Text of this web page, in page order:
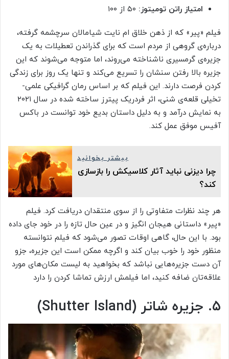
امتیاز راتن تومیتوز:
فیلم «پیر» که از ذهن خلاق ام نایت شیامالان سرچشمه گرفته،
درباره‌ی گروهی از مردم است که برای گذراندن تعطیلات به یک
جزیره‌ی گرمسیری ناشناخته می‌روند، اما متوجه می‌شوند که این
جزیره بالا رفتن سنشان را تسریع می‌کند و تنها یک روز برای زندگی
کردن فرصت دارند. این فیلم که بر اساس رمان گرافیکی علمی-
تخیلی قلعه‌ی شنی، اثر فردریک پیترز ساخته شده در سال ۲۰۲۱
به نمایش درآمد و به دلیل داستان بدیع خود توانست در باکس
آفیس موفق عمل کند.
بیشتر بخوانید
چرا دیزنی نباید آثار کلاسیکش را بازسازی
کند؟
هر چند نظرات متفاوتی را از سوی منتقدان دریافت کرد. فیلم
«پیر» داستانی هیجان انگیز و در عین حال تازه را در خود جای داده
بود. با این حال، گاهی اوقات تصور می‌شود که فیلم نتوانسته
منظور خود را خوب بیان کند و اگرچه ممکن است این جزیره، جزو
آن دست جزیره‌هایی نباشد که بخواهید به لیست مکان‌های مورد
علاقه‌تان ضافه کنید، اما فیلمش ارزش تماشا کردن را دارد
۵. جزیره شاتر (Shutter Island)